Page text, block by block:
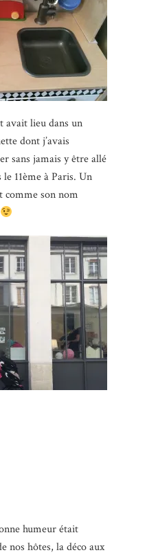
avait lieu dans un
dont j’avais
sans jamais y être allé
le 11ème à Paris. Un
comme son nom
humeur était
nos hôtes, la déco aux